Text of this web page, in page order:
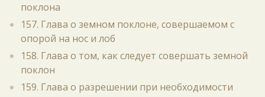
поклона
157. Глава о земном поклоне, совершаемом с
опорой на нос и лоб
158. Глава о том, как следует совершать земной
поклон
159. Глава о разрешении при необходимости